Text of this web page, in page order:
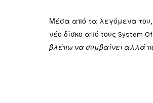
Μέσα από τα λεγόμενα του,
νέο δίσκο από τους System
βλέπω να συμβαίνει αλλά